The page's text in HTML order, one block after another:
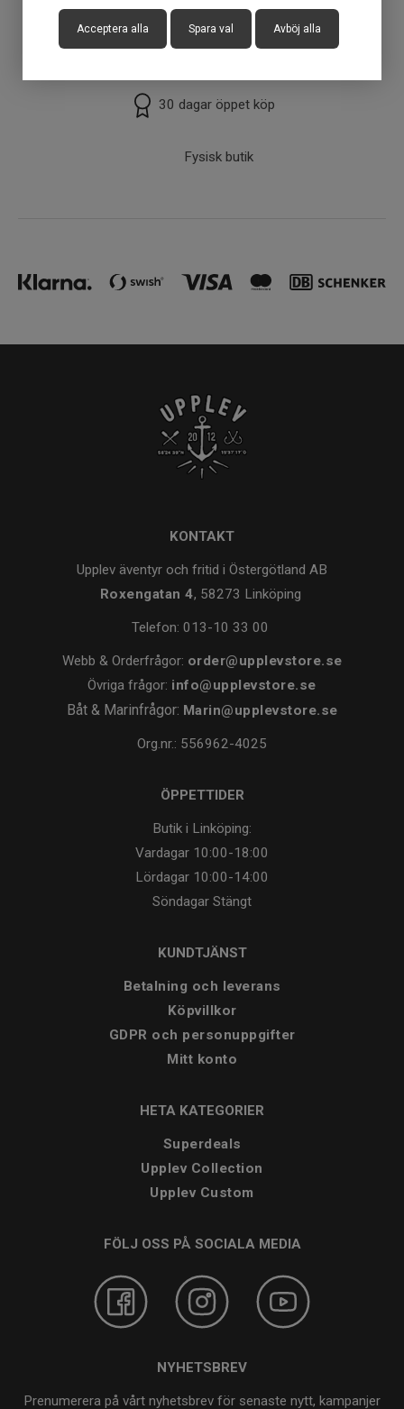
Acceptera alla Spara val Avböj alla
Snabba leveranser
30 dagar öppet köp
Fysisk butik
KONTAKT
Upplev äventyr och fritid i Östergötland AB
Roxengatan 4, 58273 Linköping
Telefon: 013-10 33 00
Webb & Orderfrågor: order@upplevstore.se
Övriga frågor: info@upplevstore.se
Båt & Marinfrågor: Marin@upplevstore.se
Org.nr.: 556962-4025
ÖPPETTIDER
Butik i Linköping:
Vardagar 10:00-18:00
Lördagar 10:00-14:00
Söndagar Stängt
KUNDTJÄNST
Betalning och leverans
Köpvillkor
GDPR och personuppgifter
Mitt konto
HETA KATEGORIER
Superdeals
Upplev Collection
Upplev Custom
FÖLJ OSS PÅ SOCIALA MEDIA
NYHETSBREV
Prenumerera på vårt nyhetsbrev för senaste nytt, kampanjer